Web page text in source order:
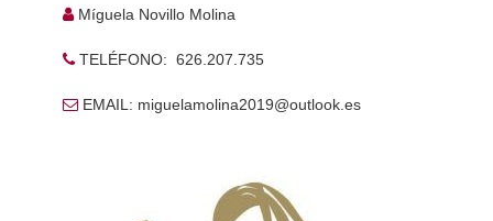
Míguela Novillo Molina
TELÉFONO: 626.207.735
EMAIL: miguelamolina2019@outlook.es